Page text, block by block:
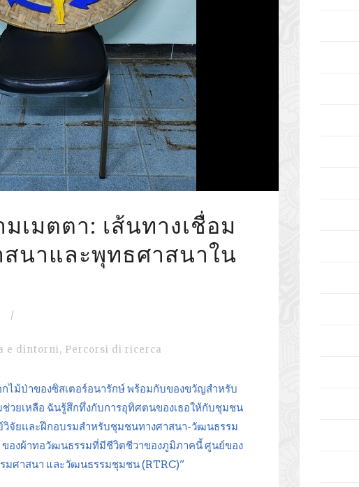
เมตตา: เส้นทางเชื่อม
นาและพุทธศาสนาใน
/
e dintorni, Percorsi di ricerca
ไม้ป่าของซิสเตอร์อนารักษ์ พร้อมกับของขวัญสำหรับ
วยเหลือ ฉันรู้สึกทึ่งกับการอุทิศตนของเธอให้กับชุมชน
วิจัยและฝึกอบรมสำหรับชุมชนทางศาสนา-วัฒนธรรม
ของผ้าทอวัฒนธรรมที่มีชีวิตชีวาของภูมิภาคนี้ ศูนย์ของ
มศาสนา​ และวัฒนธรรมชุมชน​ (RTRC​)”